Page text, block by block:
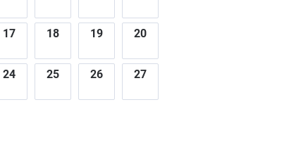
17 18 19 20
24 25 26 27